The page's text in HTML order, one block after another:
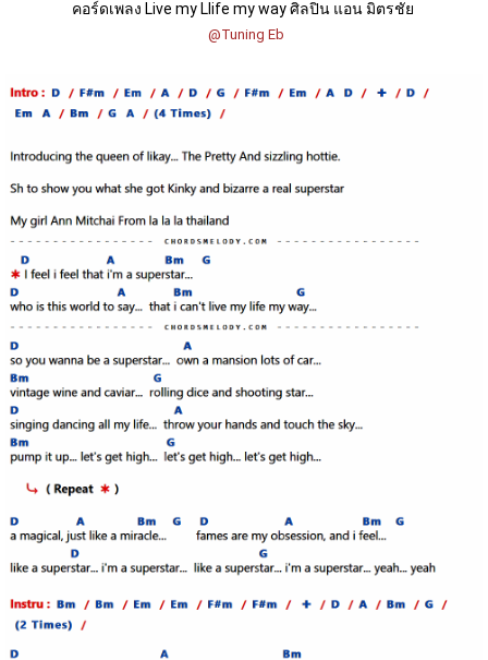
คอร์ดเพลง Live my Llife my way ศิลปิน แอน มิตรชัย
@Tuning Eb